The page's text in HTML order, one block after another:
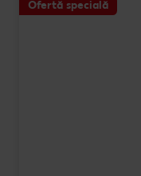
Ofertă specială